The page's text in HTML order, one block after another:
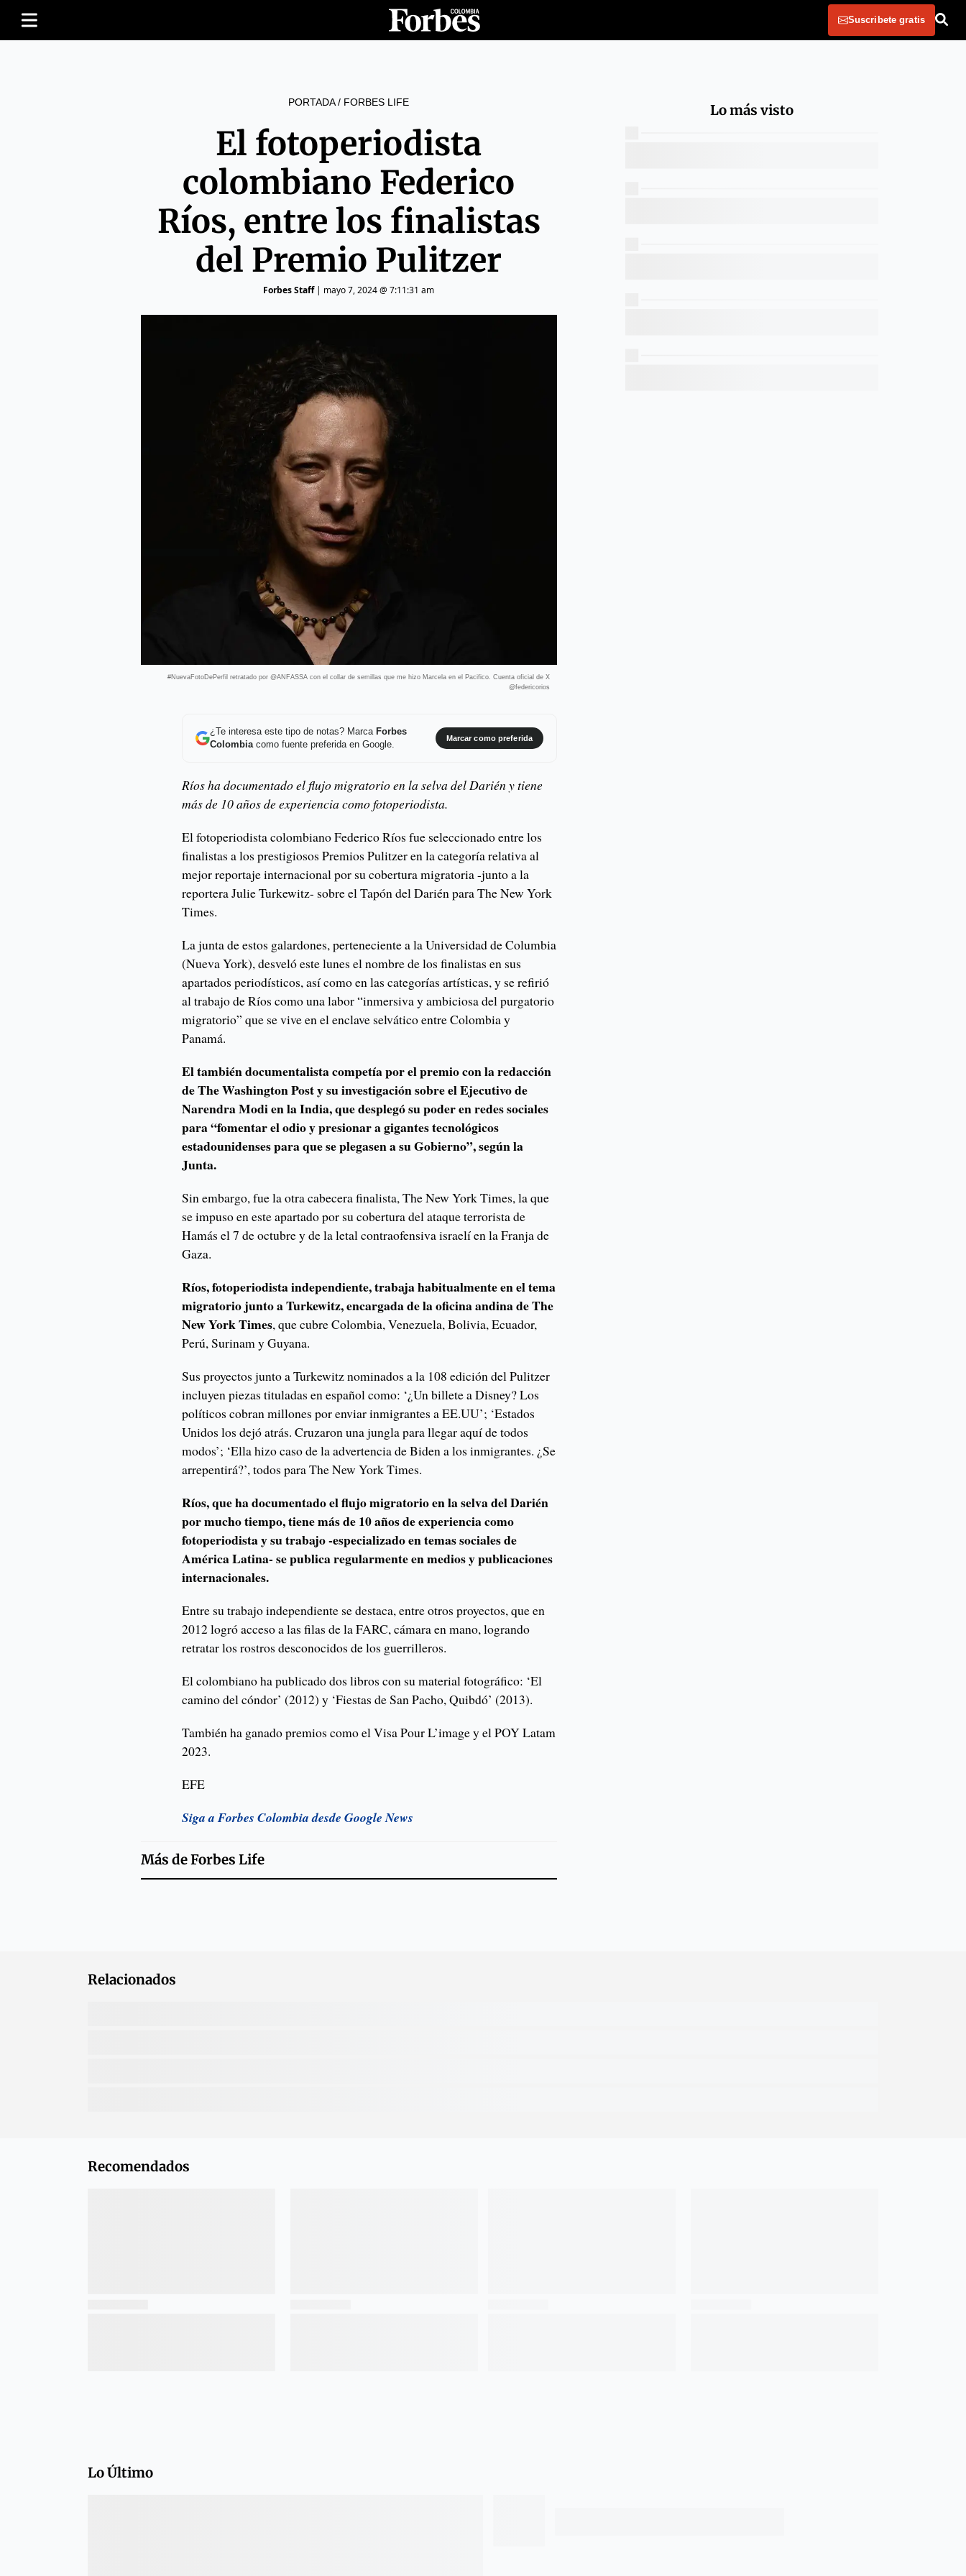
Suscribete gratis
PORTADA/ FORBES LIFE
El fotoperiodista
colombiano Federico
Ríos, entre los finalistas
del Premio Pulitzer
Forbes Staff| mayo 7, 2024 @ 7:11:31 am
#NuevaFotoDePerfil retratado por @ANFASSA con el collar de semillas que me hizo Marcela en el Pacifico. Cuenta oficial de X
@federicorios
¿Te interesa este tipo de notas? Marca Forbes
Colombiacomo fuente preferida en Google.
Marcar como preferida
Ríos ha documentado el flujo migratorio en la selva del Darién y tiene
más de 10 años de experiencia como fotoperiodista.
El fotoperiodista colombiano Federico Ríos fue seleccionado entre los
finalistas a los prestigiosos Premios Pulitzer en la categoría relativa al
mejor reportaje internacional por su cobertura migratoria -junto a la
reportera Julie Turkewitz- sobre el Tapón del Darién para The New York
Times.
La junta de estos galardones, perteneciente a la Universidad de Columbia
(Nueva York), desveló este lunes el nombre de los finalistas en sus
apartados periodísticos, así como en las categorías artísticas, y se refirió
al trabajo de Ríos como una labor “inmersiva y ambiciosa del purgatorio
migratorio” que se vive en el enclave selvático entre Colombia y
Panamá.
El también documentalista competía por el premio con la redacción
de The Washington Post y su investigación sobre el Ejecutivo de
Narendra Modi en la India, que desplegó su poder en redes sociales
para “fomentar el odio y presionar a gigantes tecnológicos
estadounidenses para que se plegasen a su Gobierno”, según la
Junta.
Sin embargo, fue la otra cabecera finalista, The New York Times, la que
se impuso en este apartado por su cobertura del ataque terrorista de
Hamás el 7 de octubre y de la letal contraofensiva israelí en la Franja de
Gaza.
Ríos, fotoperiodista independiente, trabaja habitualmente en el tema
migratorio junto a Turkewitz, encargada de la oficina andina de The
New York Times, que cubre Colombia, Venezuela, Bolivia, Ecuador,
Perú, Surinam y Guyana.
Sus proyectos junto a Turkewitz nominados a la 108 edición del Pulitzer
incluyen piezas tituladas en español como: ‘¿Un billete a Disney? Los
políticos cobran millones por enviar inmigrantes a EE.UU’; ‘Estados
Unidos los dejó atrás. Cruzaron una jungla para llegar aquí de todos
modos’; ‘Ella hizo caso de la advertencia de Biden a los inmigrantes. ¿Se
arrepentirá?’, todos para The New York Times.
Ríos, que ha documentado el flujo migratorio en la selva del Darién
por mucho tiempo, tiene más de 10 años de experiencia como
fotoperiodista y su trabajo -especializado en temas sociales de
América Latina- se publica regularmente en medios y publicaciones
internacionales.
Entre su trabajo independiente se destaca, entre otros proyectos, que en
2012 logró acceso a las filas de la FARC, cámara en mano, logrando
retratar los rostros desconocidos de los guerrilleros.
El colombiano ha publicado dos libros con su material fotográfico: ‘El
camino del cóndor’ (2012) y ‘Fiestas de San Pacho, Quibdó’ (2013).
También ha ganado premios como el Visa Pour L’image y el POY Latam
2023.
EFE
Siga a Forbes Colombia desde Google News
Más deForbes Life
Lo más visto
Relacionados
Recomendados
Lo Último